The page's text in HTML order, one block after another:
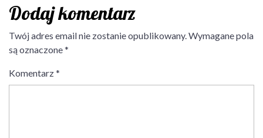
Dodaj komentarz
Twój adres email nie zostanie opublikowany. Wymagane pola
są oznaczone*
Komentarz*